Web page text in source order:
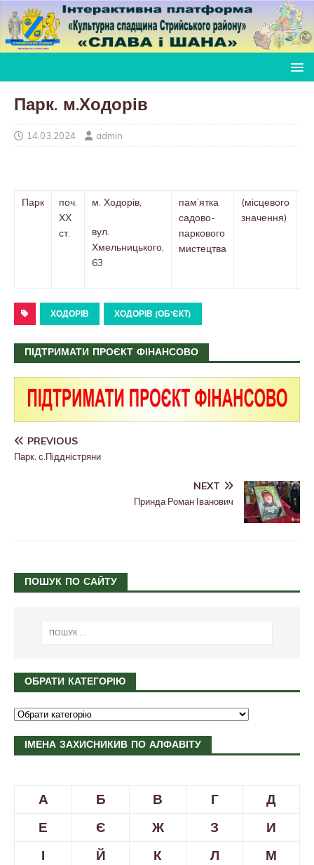
Парк. м.Ходорів
14.03.2024 admin
Парк
поч.
ХХ
ст.
м. Ходорів,
вул.
Хмельницького,
63
пам’ятка
садово-
паркового
мистецтва
(місцевого
значення)
ХОДОРІВ ХОДОРІВ (ОБ'ЄКТ)
ПІДТРИМАТИ ПРОЄКТ ФІНАНСОВО
PREVIOUS
Парк. с.Піддністряни
NEXT
Принда Роман Іванович
ПОШУК ПО САЙТУ
ОБРАТИ КАТЕГОРІЮ
ІМЕНА ЗАХИСНИКИВ ПО АЛФАВІТУ
А Б В Г
Д
Е
Є Ж З
И
І
Й К Л
М